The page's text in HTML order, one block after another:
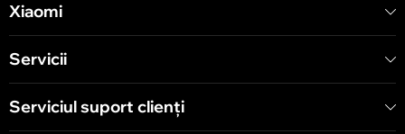
Xiaomi
Servicii
Serviciul suport clienţi